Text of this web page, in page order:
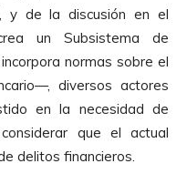
y de la discusión en el
un Subsistema de
normas sobre el
diversos actores
en la necesidad de
que el actual
delitos financieros.